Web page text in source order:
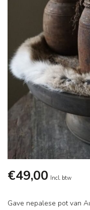
€49,00 Incl. btw
Gave nepalese pot van